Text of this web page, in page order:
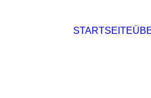
STARTSEITE